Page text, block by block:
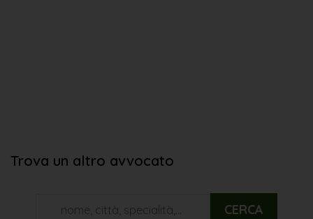
Trova un altro avvocato
CERCA